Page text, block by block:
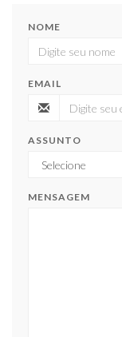
NOME
EMAIL
ASSUNTO
MENSAGEM